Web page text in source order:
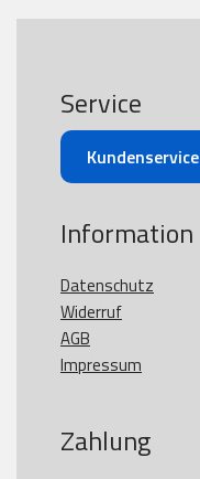
Service
Kundenservice
Information
Datenschutz
Widerruf
AGB
Impressum
Zahlung